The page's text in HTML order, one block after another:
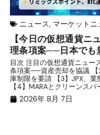
ニュース, マーケットニ
【今日の仮想通貨ニ
理条項案──日本でも
目次 注目の仮想通貨ニュー
条項案──資産売却を協議
庫制限を要請 【3】JPX、
【4】MARAとクリーンス
2026年 8月 7日